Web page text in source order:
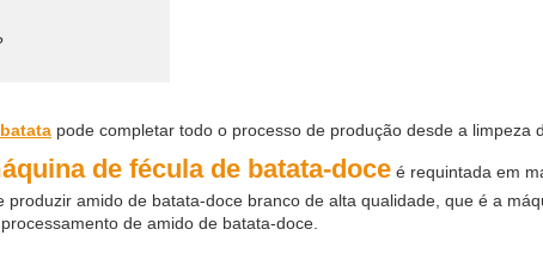
pode completar todo o processo de produção desde a limpeza
de fécula de batata-doce é requintada em
amido de batata-doce branco de alta qualidade, que é a
de amido de batata-doce.